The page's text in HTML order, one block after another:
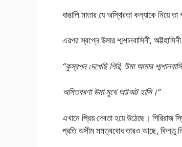
বাঙালি মাতার যে অস্থিরতা কন্যাকে নিয়ে
এরপর স্বপ্নে উমার শ্মশানবাসিনী,
“কুস্বপন দেখেছি গিরি, উমা আমার
অসিতবরণা উমা মুখে অট্টঅট্ট হাসি।”
এখানে প্রিয় দেবতা হয়ে উঠেছে। গিরিরাজ
প্রতি অসীম মমত্ববোধ তারও আছে, কিন্তু